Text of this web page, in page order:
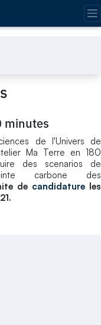
minutes
de l'Univers de
Ma Terre en 180
des scenarios de
carbone des
de candidature les